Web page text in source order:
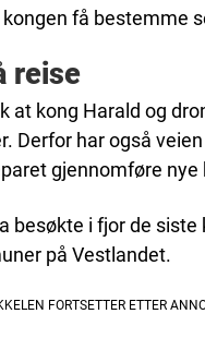
få bestemme
reise
at kong Harald og
Derfor har også
gjennomføre
besøkte i fjor de
på Vestlandet.